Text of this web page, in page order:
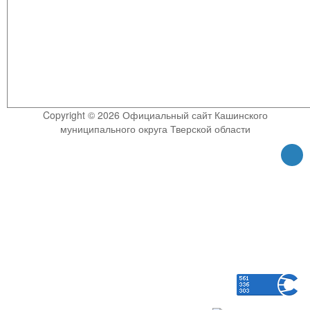
Copyright © 2026 Официальный сайт Кашинского
муниципального округа Тверской области